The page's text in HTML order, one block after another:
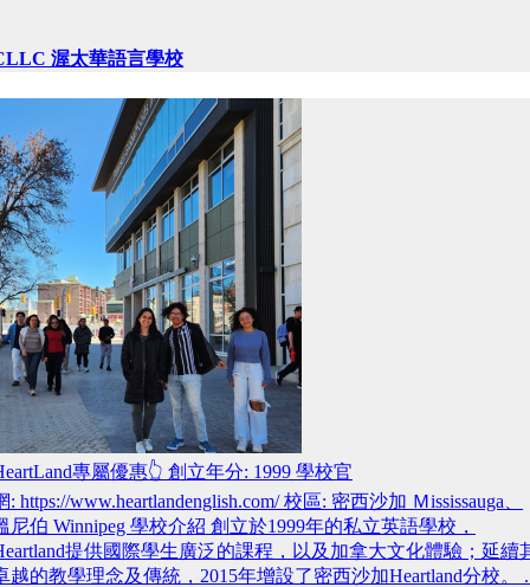
渥太華語言學校
專屬優惠👆 創立年分: 1999 學校官
: https://www.heartlandenglish.com/ 校區: 密西沙加 Ｍississauga、
尼伯 Winnipeg 學校介紹 創立於1999年的私立英語學校，
提供國際學生廣泛的課程，以及加拿大文化體驗；延續
越的教學理念及傳統，2015年增設了密西沙加Heartland分校。